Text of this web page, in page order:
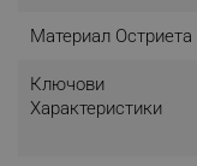
- 1 х Купа - 1 литър
- Осем начина за
- Защита от
Материал Остриета
Ключови
Характеристики